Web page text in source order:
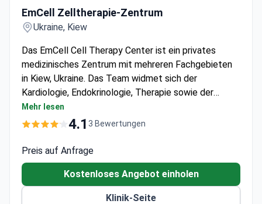
EmCell Zelltherapie-Zentrum
Ukraine, Kiew
Das EmCell Cell Therapy Center ist ein privates
medizinisches Zentrum mit mehreren Fachgebieten
in Kiew, Ukraine. Das Team widmet sich der
Kardiologie, Endokrinologie, Therapie sowie der
ästhetischen Medizin und Kosmetologie. Die Klinik
dient sowohl Erwachsenen als auch Kindern. 600
EmCell Cell Therapy Center, um medizinische
Versorgung zu erhalten. Patienten aus Europa und
Commonwealth, den Staaten der Arabischen Liga und
den USA, Kanada und Australien besuchen die Klinik
Mehr lesen
4.1 3 Bewertungen
Preis auf Anfrage
Kostenloses Angebot einholen
Klinik-Seite